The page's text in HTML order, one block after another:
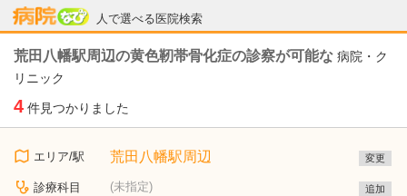
人で選べる医院検索
病院なび
荒田八幡駅周辺の黄色靭帯骨化症の診察が可能な 病院・ク
リニック
4 件見つかりました
エリア/駅 荒田八幡駅周辺 変更
診療科目 (未指定) 追加